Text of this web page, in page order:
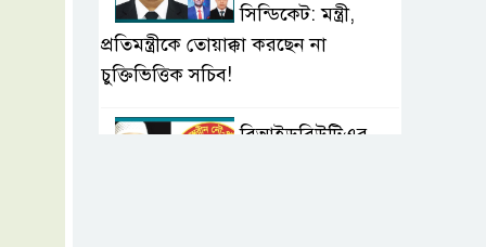
সিন্ডিকেট: মন্ত্রী,
প্রতিমন্ত্রীকে তোয়াক্কা করছেন না
চুক্তিভিত্তিক সচিব!
বিআইডব্লিউটিএর